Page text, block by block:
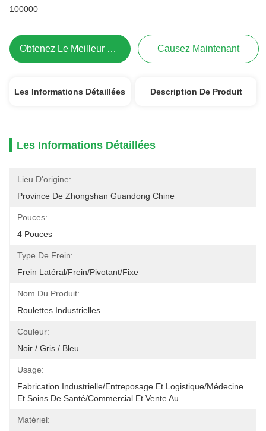
100000
Obtenez Le Meilleur Prix Causez Maintenant
Les Informations Détaillées Description De Produit
Les Informations Détaillées
Lieu D'origine:
Province De Zhongshan Guandong Chine
Pouces:
4 Pouces
Type De Frein:
Frein Latéral/frein/pivotant/fixe
Nom Du Produit:
Roulettes Industrielles
Couleur:
Noir / Gris / Bleu
Usage:
Fabrication Industrielle/entreposage Et Logistique/médecine
Et Soins De Santé/commercial Et Vente Au
Matériel: